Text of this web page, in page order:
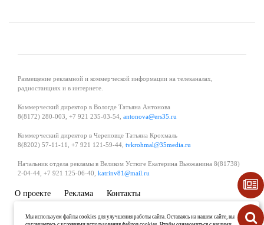
Размещение рекламной и коммерческой информации на телеканалах,
радиостанциях и в интернете.
Коммерческий директор в Вологде Татьяна Антонова
8(8172) 280-003, +7 921 235-03-54, antonova@ers35.ru
Коммерческий директор в Череповце Татьяна Крохмаль
8(8202) 57-11-11, +7 921 121-59-44, tvkrohmal@35media.ru
Начальник отдела рекламы в Великом Устюге Екатерина Вьюжанина 8(81738)
2-04-44, +7 921 125-06-40, katrinv81@mail.ru
О проекте Реклама
Контакты
Политика в области обработки и защиты персональных данных
Мы используем файлы cookies для улучшения работы сайта. Оставаясь на нашем сайте, вы